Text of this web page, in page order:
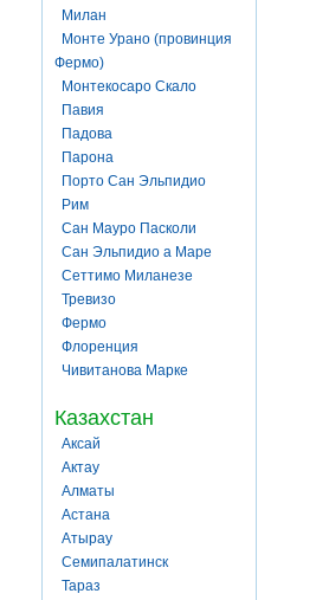
Милан
Монте Урано (провинция
Фермо)
Монтекосаро Скало
Павия
Падова
Парона
Порто Сан Эльпидио
Рим
Сан Мауро Пасколи
Сан Эльпидио а Маре
Сеттимо Миланезе
Тревизо
Фермо
Флоренция
Чивитанова Марке
Казахстан
Аксай
Актау
Алматы
Астана
Атырау
Семипалатинск
Тараз